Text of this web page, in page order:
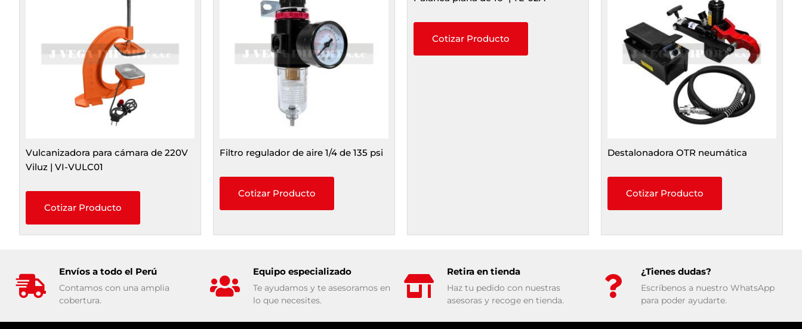
Vulcanizadora para cámara de 220V
Viluz | VI-VULC01
Cotizar Producto
Filtro regulador de aire 1/4 de 135 psi
Cotizar Producto
Cotizar Producto
Destalonadora OTR neumática
Cotizar Producto
Envíos a todo el Perú
Contamos con una amplia
cobertura.
Equipo especializado
Te ayudamos y te asesoramos en
lo que necesites.
Retira en tienda
Haz tu pedido con nuestras
asesoras y recoge en tienda.
¿Tienes dudas?
Escríbenos a nuestro WhatsApp
para poder ayudarte.